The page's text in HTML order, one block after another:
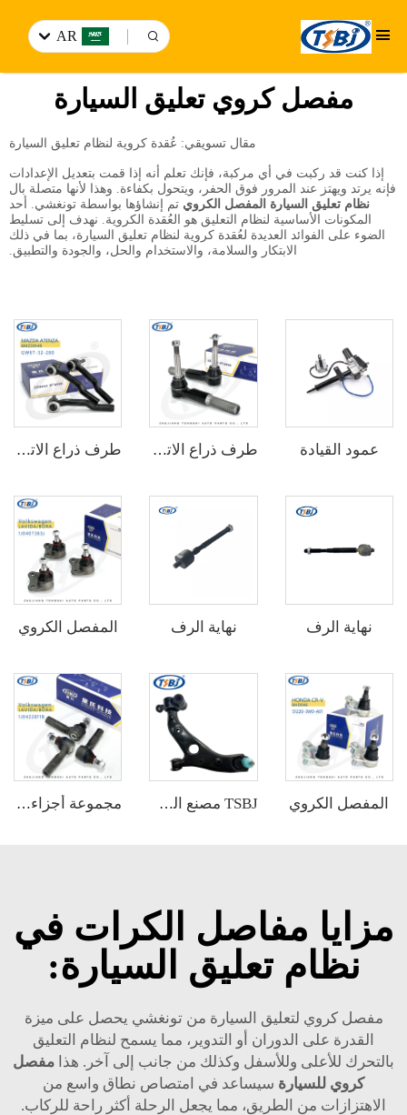
AR
مفصل كروي تعليق السيارة
مقال تسويقي: عُقدة كروية لنظام تعليق السيارة
إذا كنت قد ركبت في أي مركبة، فإنك تعلم أنه إذا قمت بتعديل الإعدادات
فإنه يرتد ويهتز عند المرور فوق الحفر، ويتحول بكفاءة. وهذا لأنها متصلة بال
نظام تعليق السيارة المفصل الكروي تم إنشاؤها بواسطة تونغشي. أحد
المكونات الأساسية لنظام التعليق هو العُقدة الكروية. نهدف إلى تسليط
الضوء على الفوائد العديدة لعُقدة كروية لنظام تعليق السيارة، بما في ذلك
الابتكار والسلامة، والاستخدام والحل، والجودة والتطبيق.
عمود القيادة طرف ذراع الاتصال طرف ذراع الاتصال
نهاية الرف نهاية الرف المفصل الكروي
المفصل الكروي TSBJ مصنع الجملة عالي الجودة ذراع التحكم الأمامي الأيسر لسيارة هونغتشي H5 معيار OE: TSA-HQ-001L مجموعة أجزاء سيارات ذات جودة عالية مثل نهاية ذراع الاتصال L لسيارة هونغتشي H5 OE:TSB-HQ-001L
مزايا مفاصل الكرات في
نظام تعليق السيارة:
مفصل كروي لتعليق السيارة من تونغشي يحصل على ميزة
القدرة على الدوران أو التدوير، مما يسمح لنظام التعليق
بالتحرك للأعلى وللأسفل وكذلك من جانب إلى آخر. هذا مفصل
كروي للسيارة سيساعد في امتصاص نطاق واسع من
الاهتزازات من الطريق، مما يجعل الرحلة أكثر راحة للركاب.